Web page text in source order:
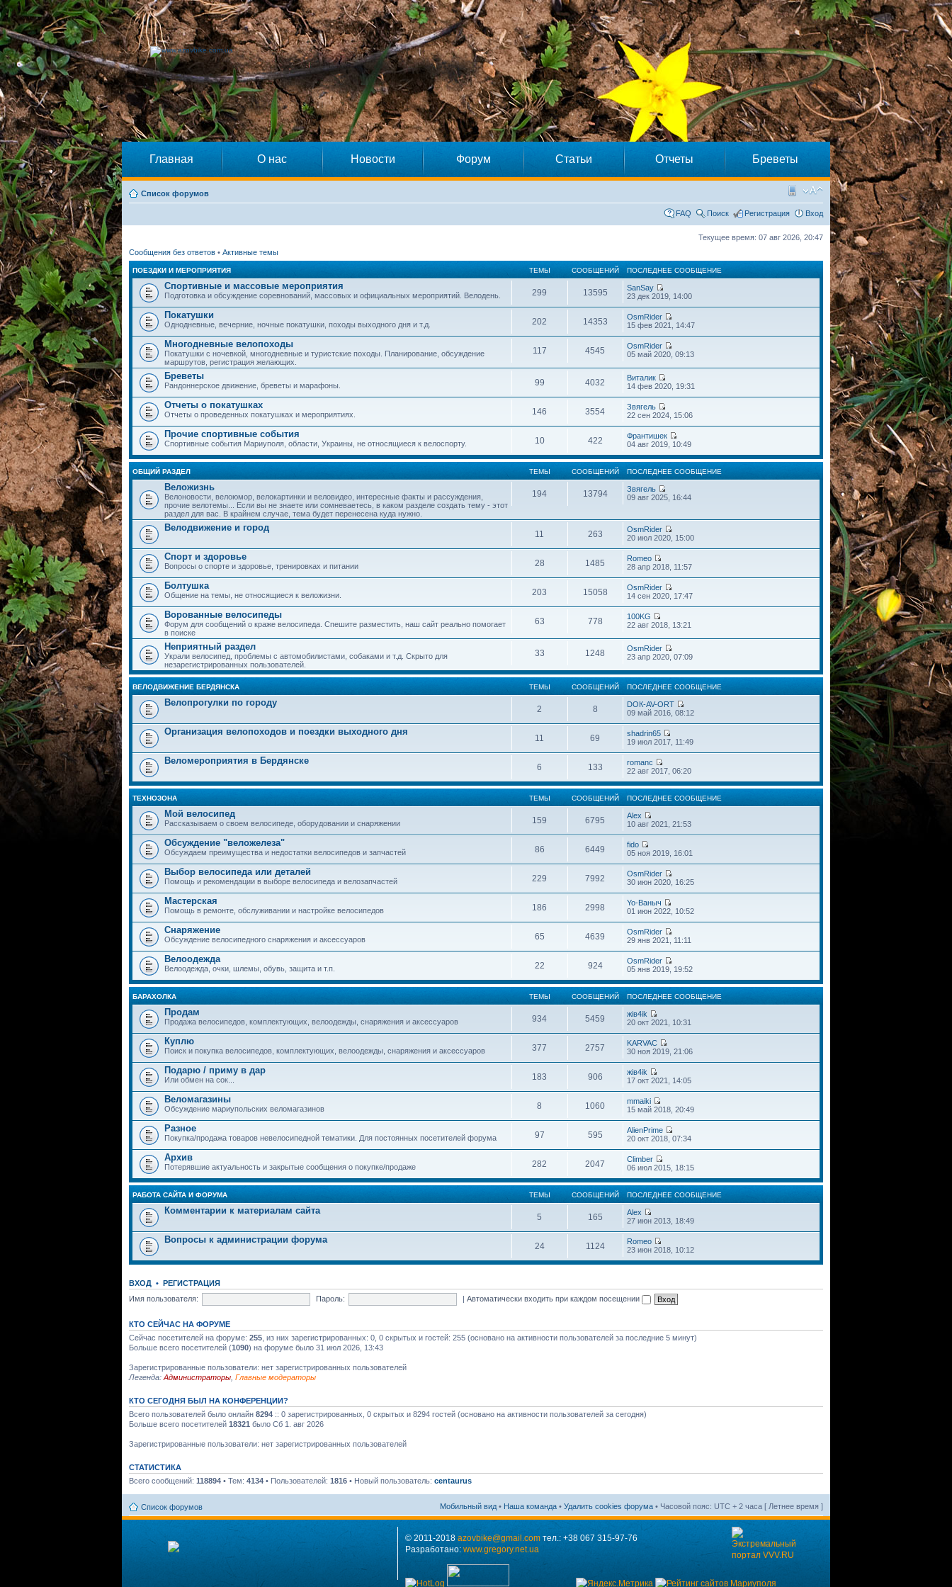
Главная О нас Новости Форум Статьи Отчеты Бреветы
Список форумов
FAQ Поиск Регистрация Вход
Текущее время: 07 авг 2026, 20:47
Сообщения без ответов • Активные темы
ПОЕЗДКИ И МЕРОПРИЯТИЯ ТЕМЫ СООБЩЕНИЙ ПОСЛЕДНЕЕ СООБЩЕНИЕ
Спортивные и массовые мероприятия
Подготовка и обсуждение соревнований, массовых и официальных мероприятий. Велодень. 299 13595
SanSay
23 дек 2019, 14:00
Покатушки
Однодневные, вечерние, ночные покатушки, походы выходного дня и т.д. 202 14353
OsmRider
15 фев 2021, 14:47
Многодневные велопоходы
Покатушки с ночевкой, многодневные и туристские походы. Планирование, обсуждение
маршрутов, регистрация желающих.
117 4545
OsmRider
05 май 2020, 09:13
Бреветы
Рандоннерское движение, бреветы и марафоны. 99 4032
Виталик
14 фев 2020, 19:31
Отчеты о покатушках
Отчеты о проведенных покатушках и мероприятиях. 146 3554
Звягель
22 сен 2024, 15:06
Прочие спортивные события
Спортивные события Мариуполя, области, Украины, не относящиеся к велоспорту. 10 422
Франтишек
04 авг 2019, 10:49
ОБЩИЙ РАЗДЕЛ ТЕМЫ СООБЩЕНИЙ ПОСЛЕДНЕЕ СООБЩЕНИЕ
Веложизнь
Велоновости, велоюмор, велокартинки и веловидео, интересные факты и рассуждения,
прочие велотемы... Если вы не знаете или сомневаетесь, в каком разделе создать тему - этот
раздел для вас. В крайнем случае, тема будет перенесена куда нужно.
194 13794
Звягель
09 авг 2025, 16:44
Велодвижение и город
11 263
OsmRider
20 июл 2020, 15:00
Спорт и здоровье
Вопросы о спорте и здоровье, тренировках и питании 28 1485
Romeo
28 апр 2018, 11:57
Болтушка
Общение на темы, не относящиеся к веложизни. 203 15058
OsmRider
14 сен 2020, 17:47
Ворованные велосипеды
Форум для сообщений о краже велосипеда. Спешите разместить, наш сайт реально помогает
в поиске
63 778
100KG
22 авг 2018, 13:21
Неприятный раздел
Украли велосипед, проблемы с автомобилистами, собаками и т.д. Скрыто для
незарегистрированных пользователей.
33 1248
OsmRider
23 апр 2020, 07:09
ВЕЛОДВИЖЕНИЕ БЕРДЯНСКА ТЕМЫ СООБЩЕНИЙ ПОСЛЕДНЕЕ СООБЩЕНИЕ
Велопрогулки по городу
2 8
DOК-AV-ORT
09 май 2016, 08:12
Организация велопоходов и поездки выходного дня
11 69
shadrin65
19 июл 2017, 11:49
Веломероприятия в Бердянске
6 133
romanc
22 авг 2017, 06:20
ТЕХНОЗОНА ТЕМЫ СООБЩЕНИЙ ПОСЛЕДНЕЕ СООБЩЕНИЕ
Мой велосипед
Рассказываем о своем велосипеде, оборудовании и снаряжении 159 6795
Alex
10 авг 2021, 21:53
Обсуждение "веложелеза"
Обсуждаем преимущества и недостатки велосипедов и запчастей 86 6449
fido
05 ноя 2019, 16:01
Выбор велосипеда или деталей
Помощь и рекомендации в выборе велосипеда и велозапчастей 229 7992
OsmRider
30 июн 2020, 16:25
Мастерская
Помощь в ремонте, обслуживании и настройке велосипедов 186 2998
Yo-Ваныч
01 июн 2022, 10:52
Снаряжение
Обсуждение велосипедного снаряжения и аксессуаров 65 4639
OsmRider
29 янв 2021, 11:11
Велоодежда
Велоодежда, очки, шлемы, обувь, защита и т.п. 22 924
OsmRider
05 янв 2019, 19:52
БАРАХОЛКА ТЕМЫ СООБЩЕНИЙ ПОСЛЕДНЕЕ СООБЩЕНИЕ
Продам
Продажа велосипедов, комплектующих, велоодежды, снаряжения и аксессуаров 934 5459
жiв4ik
20 окт 2021, 10:31
Куплю
Поиск и покупка велосипедов, комплектующих, велоодежды, снаряжения и аксессуаров 377 2757
KARVAC
30 ноя 2019, 21:06
Подарю / приму в дар
Или обмен на сок... 183 906
жiв4ik
17 окт 2021, 14:05
Веломагазины
Обсуждение мариупольских веломагазинов 8 1060
mmaiki
15 май 2018, 20:49
Разное
Покупка/продажа товаров невелосипедной тематики. Для постоянных посетителей форума 97 595
AlienPrime
20 окт 2018, 07:34
Архив
Потерявшие актуальность и закрытые сообщения о покупке/продаже 282 2047
Climber
06 июл 2015, 18:15
РАБОТА САЙТА И ФОРУМА ТЕМЫ СООБЩЕНИЙ ПОСЛЕДНЕЕ СООБЩЕНИЕ
Комментарии к материалам сайта
5 165
Alex
27 июн 2013, 18:49
Вопросы к администрации форума
24 1124
Romeo
23 июн 2018, 10:12
ВХОД • РЕГИСТРАЦИЯ
Имя пользователя:
Пароль: | Автоматически входить при каждом посещении
КТО СЕЙЧАС НА ФОРУМЕ
Сейчас посетителей на форуме: 255 , из них зарегистрированных: 0, 0 скрытых и гостей: 255 (основано на активности пользователей за последние 5 минут)
Больше всего посетителей (1090) на форуме было 31 июл 2026, 13:43
Зарегистрированные пользователи: нет зарегистрированных пользователей
Легенда: Администраторы Главные модераторы
КТО СЕГОДНЯ БЫЛ НА КОНФЕРЕНЦИИ?
Всего пользователей было онлайн 8294 :: 0 зарегистрированных, 0 скрытых и 8294 гостей (основано на активности пользователей за сегодня)
Больше всего посетителей 18321 было Сб 1. авг 2026
Зарегистрированные пользователи: нет зарегистрированных пользователей
СТАТИСТИКА
Всего сообщений: 118894 • Тем: 4134 • Пользователей: 1816 • Новый пользователь: centaurus
Список форумов Мобильный вид • Наша команда • Удалить cookies форума • Часовой пояс: UTC + 2 часа [ Летнее время ]
© 2011-2018 azovbike@gmail.com тел.: +38 067 315-97-76
Разработано: www.gregory.net.ua